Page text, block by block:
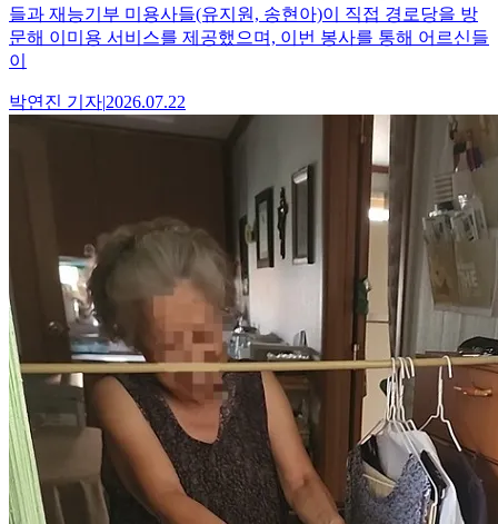
들과 재능기부 미용사들(유지원, 송현아)이 직접 경로당을 방
문해 이미용 서비스를 제공했으며, 이번 봉사를 통해 어르신들
이
박연진 기자|2026.07.22